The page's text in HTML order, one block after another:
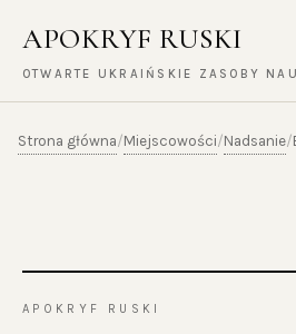
APOKRYF RUSKI
OTWARTE UKRAIŃSKIE ZASOBY
Strona główna/Miejscowości/Nadsanie/
APOKRYF RUSKI